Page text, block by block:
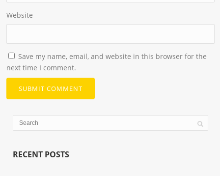
Website
Save my name, email, and website in this browser for the
next time I comment.
RECENT POSTS